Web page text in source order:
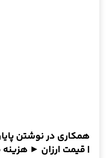
همکاری در نوشتن
| قیمت ارزان ►